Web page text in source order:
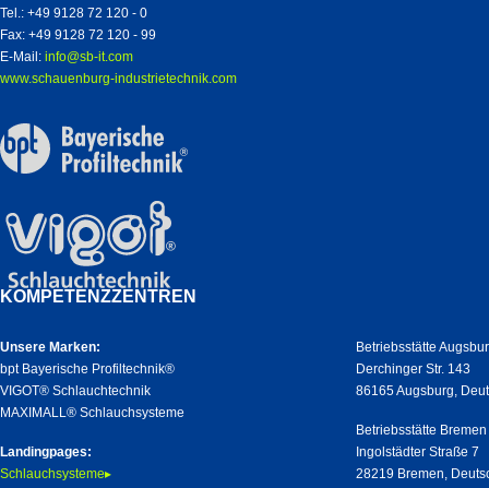
Tel.: +49 9128 72 120 - 0
Fax: +49 9128 72 120 - 99
E-Mail: info@sb-it.com
www.schauenburg-industrietechnik.com
KOMPETENZZENTREN
Unsere Marken:
bpt Bayerische Profiltechnik®
VIGOT® Schlauchtechnik
MAXIMALL® Schlauchsysteme
Landingpages:
Schlauchsysteme▸
Betriebsstätte
Derchinger Str. 143
86165 Augsburg,
Betriebsstätte Bremen
Ingolstädter Straße 7
28219 Bremen,